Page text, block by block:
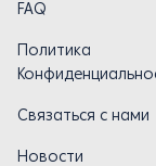
FAQ
Политика
Связаться с нами
Новости